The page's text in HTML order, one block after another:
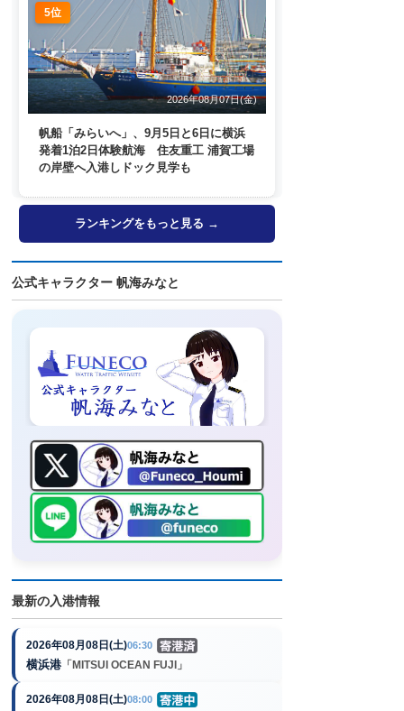
5位
2026年08月07日(金)
帆船「みらいへ」、9月5日と6日に横浜
発着1泊2日体験航海 住友重工 浦賀工場
の岸壁へ入港しドック見学も
ランキングをもっと見る →
公式キャラクター 帆海みなと
最新の入港情報
2026年08月08日(土)06:30
横浜港 「MITSUI OCEAN FUJI」
2026年08月08日(土)08:00